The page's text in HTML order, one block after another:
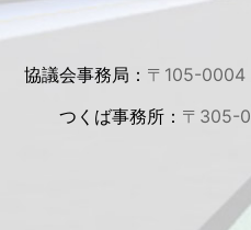
協議会事務局： 〒105-0004
つくば事務所： 〒305-